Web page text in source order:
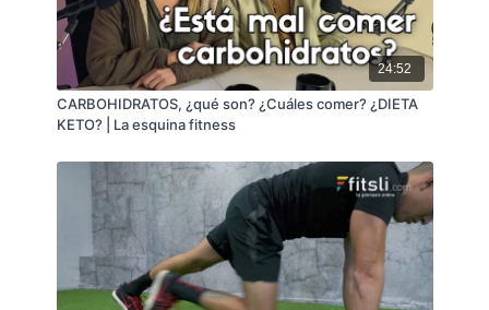
24:52
CARBOHIDRATOS, ¿qué son? ¿Cuáles comer? ¿DIETA
KETO? | La esquina fitness